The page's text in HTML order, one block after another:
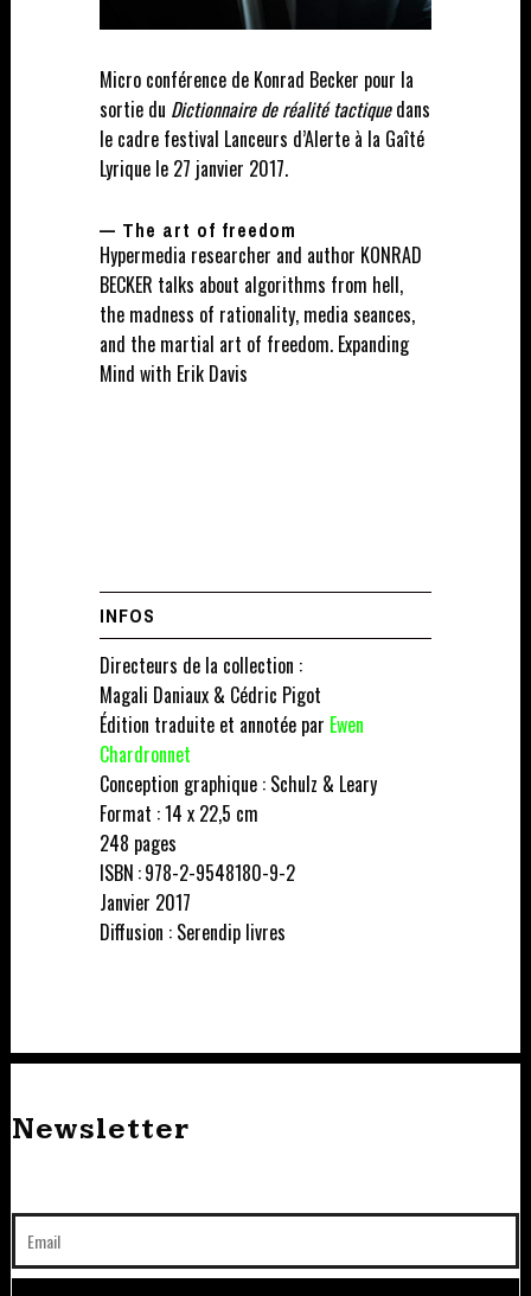
Micro conférence de Konrad Becker pour la
sortie du Dictionnaire de réalité tactiquedans
le cadre festival Lanceurs d’Alerte à la Gaîté
Lyrique le 27 janvier 2017.
— The art of freedom
Hypermedia researcher and author KONRAD
BECKER talks about algorithms from hell,
the madness of rationality, media seances,
and the martial art of freedom. Expanding
Mind with Erik Davis
INFOS
Directeurs de la collection :
Magali Daniaux & Cédric Pigot
Édition traduite et annotée par Ewen
Chardronnet
Conception graphique : Schulz & Leary
Format : 14 x 22,5 cm
248 pages
ISBN : 978-2-9548180-9-2
Janvier 2017
Diffusion : Serendip livres
Newsletter